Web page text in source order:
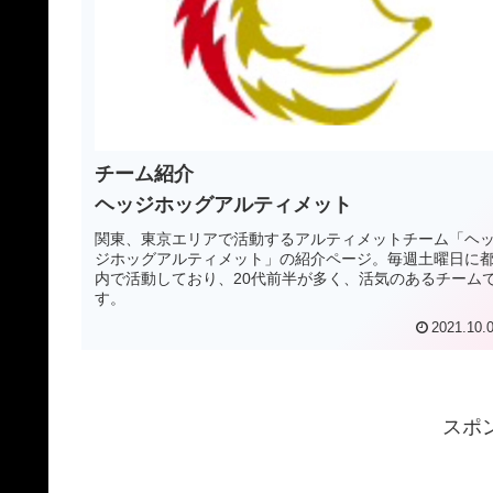
チーム紹介
ヘッジホッグアルティメット
関東、東京エリアで活動するアルティメットチーム「ヘッ
ジホッグアルティメット」の紹介ページ。毎週土曜日に
内で活動しており、20代前半が多く、活気のあるチーム
す。
スポ